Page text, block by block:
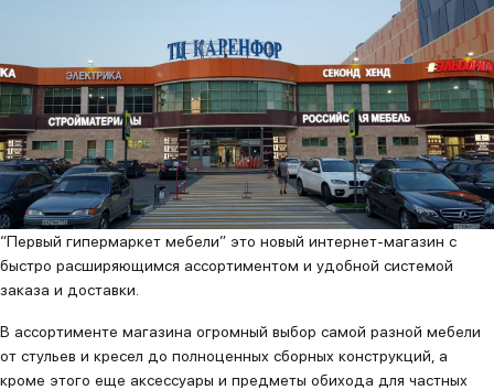
“Первый гипермаркет мебели” это новый интернет-магазин с
быстро расширяющимся ассортиментом и удобной системой
заказа и доставки.
В ассортименте магазина огромный выбор самой разной мебели
от стульев и кресел до полноценных сборных конструкций, а
кроме этого еще аксессуары и предметы обихода для частных